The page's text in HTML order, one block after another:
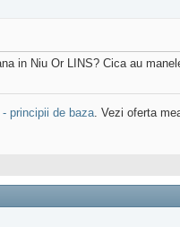
in Niu Or LINS? Cica au
principii de baza. Vezi oferta